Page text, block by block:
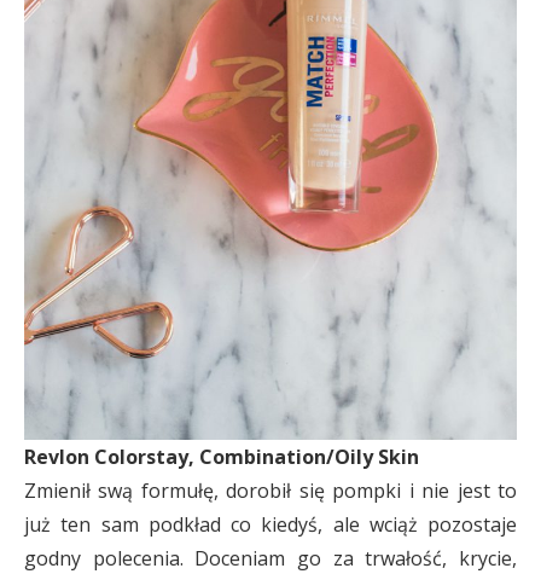
Revlon Colorstay, Combination/Oily Skin
Zmienił swą formułę, dorobił się pompki i nie jest to
już ten sam podkład co kiedyś, ale wciąż pozostaje
godny polecenia. Doceniam go za trwałość, krycie,